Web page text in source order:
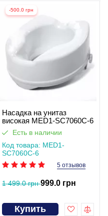
-500.0 грн
Насадка на унитаз
високая MED1-SC7060C-6
Есть в наличии
Код товара: MED1-
SC7060C-6
5 отзывов
1 499.0 грн999.0 грн
Купить